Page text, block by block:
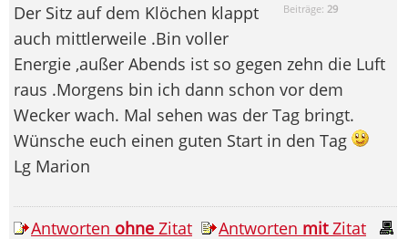
Beiträge: 29
Der Sitz auf dem Klöchen klappt
auch mittlerweile .Bin voller
Energie ,außer Abends ist so gegen zehn die Luft
raus .Morgens bin ich dann schon vor dem
Wecker wach. Mal sehen was der Tag bringt.
Wünsche euch einen guten Start in den Tag
Lg Marion
Antworten ohne Zitat Antworten mitZitat